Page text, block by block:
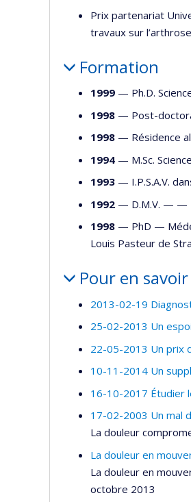
Prix partenariat
travaux sur
Formation
1999 — Ph.D.
1998 — Post-
1998 — Résidence
1994 — M.Sc.
1993 — I.P.S.A.V.
1992 — D.M.V. — —
1998 — PhD —
Louis Pasteur de
Pour en
2013-02-19
25-02-2013 Un
22-05-2013 Un prix
10-11-2014 Un
16-10-2017 Étudier
17-02-2003 Un mal
La douleur
La douleur en
La douleur en
octobre 2013